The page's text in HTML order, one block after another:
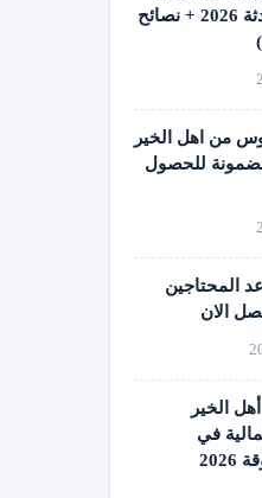
اب (قائمة محدثة 2026 + نصائح
من اهل الخير
مضمونة للحصول
المحتاجين
الخير
في